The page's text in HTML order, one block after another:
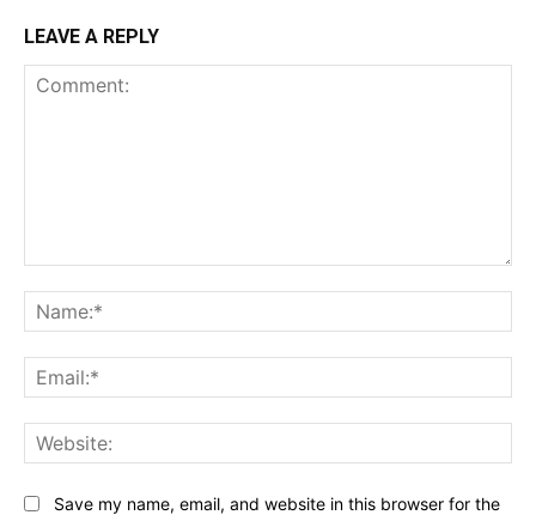
LEAVE A REPLY
Save my name, email, and website in this browser for the